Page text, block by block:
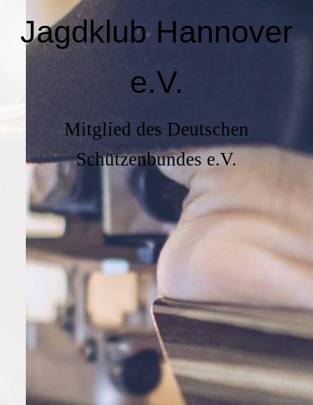
Jagdklub Hannover
e.V.
Mitglied des Deutschen
Schützenbundes e.V.